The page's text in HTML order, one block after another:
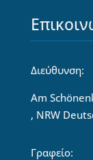
Διεύθυνση:
Am
, NRW
Γραφείο: